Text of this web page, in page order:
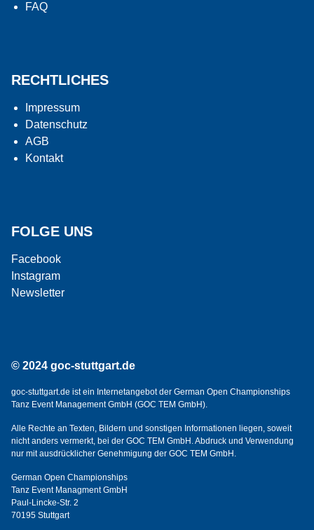
FAQ
RECHTLICHES
Impressum
Datenschutz
AGB
Kontakt
FOLGE UNS
Facebook
Instagram
Newsletter
© 2024 goc-stuttgart.de
goc-stuttgart.de ist ein Internetangebot der German Open Championships
Tanz Event Management GmbH (GOC TEM GmbH).
Alle Rechte an Texten, Bildern und sonstigen Informationen liegen, soweit
nicht anders vermerkt, bei der GOC TEM GmbH. Abdruck und Verwendung
nur mit ausdrücklicher Genehmigung der GOC TEM GmbH.
German Open Championships
Tanz Event Managment GmbH
Paul-Lincke-Str. 2
70195 Stuttgart